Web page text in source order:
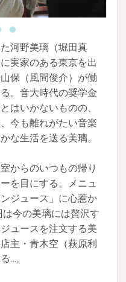
河野美璃（堀田真
実家のある東京を出
保（風間俊介）が働
。音大時代の奨学金
はいかないものの、
今も離れがたい音楽
な生活を送る美璃。
からのいつもの帰り
を目にする。メニュ
ジュース」に心惹か
今の美璃には贅沢す
ュースを注文する美
主・青木空（萩原利
…。